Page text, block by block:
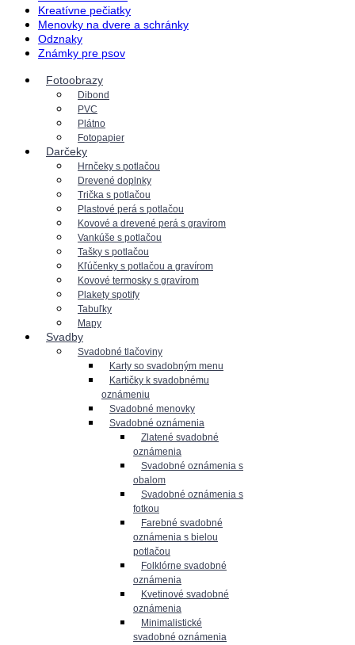
Kreatívne pečiatky
Menovky na dvere a schránky
Odznaky
Známky pre psov
Fotoobrazy
Dibond
PVC
Plátno
Fotopapier
Darčeky
Hrnčeky s potlačou
Drevené doplnky
Trička s potlačou
Plastové perá s potlačou
Kovové a drevené perá s gravírom
Vankúše s potlačou
Tašky s potlačou
Kľúčenky s potlačou a gravírom
Kovové termosky s gravírom
Plakety spotify
Tabuľky
Mapy
Svadby
Svadobné tlačoviny
Karty so svadobným menu
Kartičky k svadobnému
oznámeniu
Svadobné menovky
Svadobné oznámenia
Zlatené svadobné
oznámenia
Svadobné oznámenia s
obalom
Svadobné oznámenia s
fotkou
Farebné svadobné
oznámenia s bielou
potlačou
Folklórne svadobné
oznámenia
Kvetinové svadobné
oznámenia
Minimalistické
svadobné oznámenia